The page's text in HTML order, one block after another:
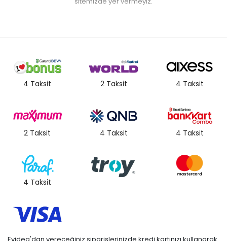
4 Taksit 2 Taksit 4 Taksit
2 Taksit 4 Taksit 4 Taksit
4 Taksit
Evidea'dan vereceğiniz siparişlerinizde kredi kartınızı kullanarak